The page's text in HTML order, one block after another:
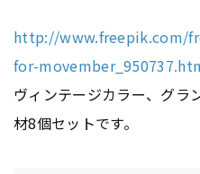
http://www.freepik.com/
for-
ヴィンテージカラー、グラ
材8個セットです。